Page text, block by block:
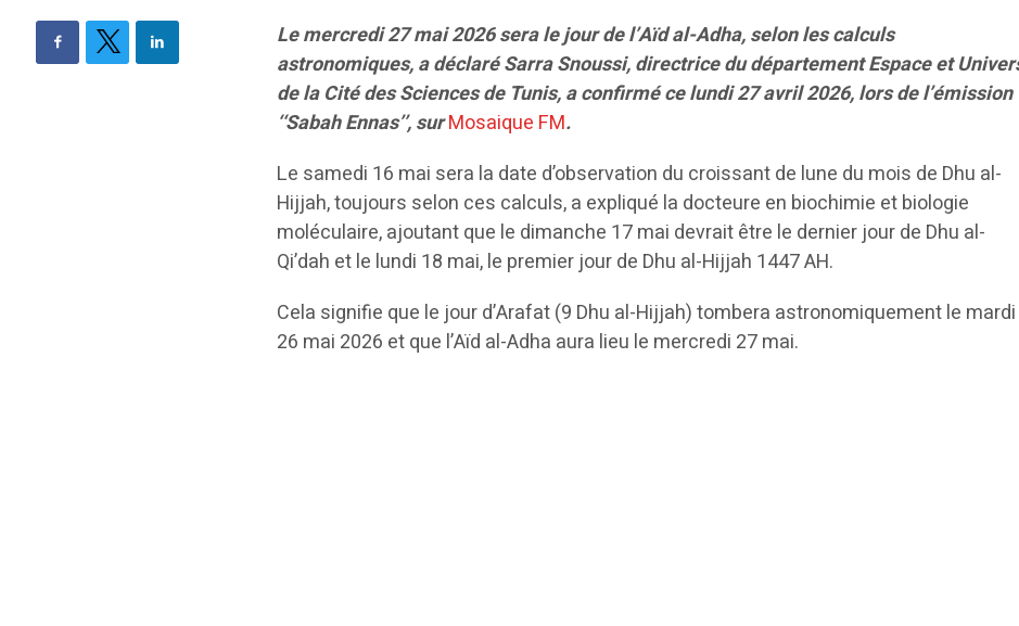
Le mercredi 27 mai 2026 sera le jour de l’Aïd al-Adha, selon les calculs
astronomiques, a déclaré Sarra Snoussi, directrice du département Espace et
de la Cité des Sciences de Tunis, a confirmé ce lundi 27 avril 2026, lors de l’émission
‘‘Sabah Ennas’’, surMosaique FM.
Le samedi 16 mai sera la date d’observation du croissant de lune du mois de Dhu al-
Hijjah, toujours selon ces calculs, a expliqué la docteure en biochimie et biologie
moléculaire, ajoutant que le dimanche 17 mai devrait être le dernier jour de Dhu al-
Qi’dah et le lundi 18 mai, le premier jour de Dhu al-Hijjah 1447 AH.
Cela signifie que le jour d’Arafat (9 Dhu al-Hijjah) tombera astronomiquement le mardi
26 mai 2026 et que l’Aïd al-Adha aura lieu le mercredi 27 mai.